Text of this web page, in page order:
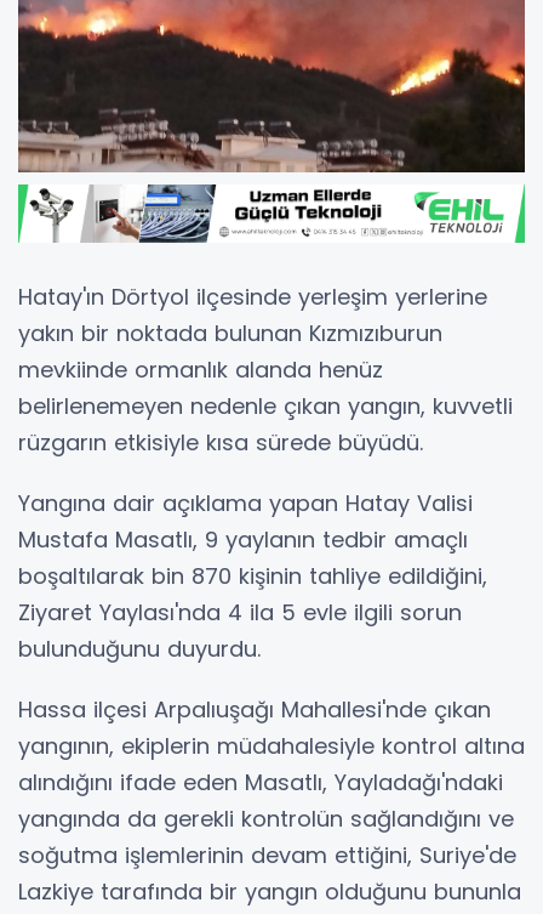
Hatay'ın Dörtyol ilçesinde yerleşim yerlerine
yakın bir noktada bulunan Kızmızıburun
mevkiinde ormanlık alanda henüz
belirlenemeyen nedenle çıkan yangın, kuvvetli
rüzgarın etkisiyle kısa sürede büyüdü.
Yangına dair açıklama yapan Hatay Valisi
Mustafa Masatlı, 9 yaylanın tedbir amaçlı
boşaltılarak bin 870 kişinin tahliye edildiğini,
Ziyaret Yaylası'nda 4 ila 5 evle ilgili sorun
bulunduğunu duyurdu.
Hassa ilçesi Arpalıuşağı Mahallesi'nde çıkan
yangının, ekiplerin müdahalesiyle kontrol altına
alındığını ifade eden Masatlı, Yayladağı'ndaki
yangında da gerekli kontrolün sağlandığını ve
soğutma işlemlerinin devam ettiğini, Suriye'de
Lazkiye tarafında bir yangın olduğunu bununla